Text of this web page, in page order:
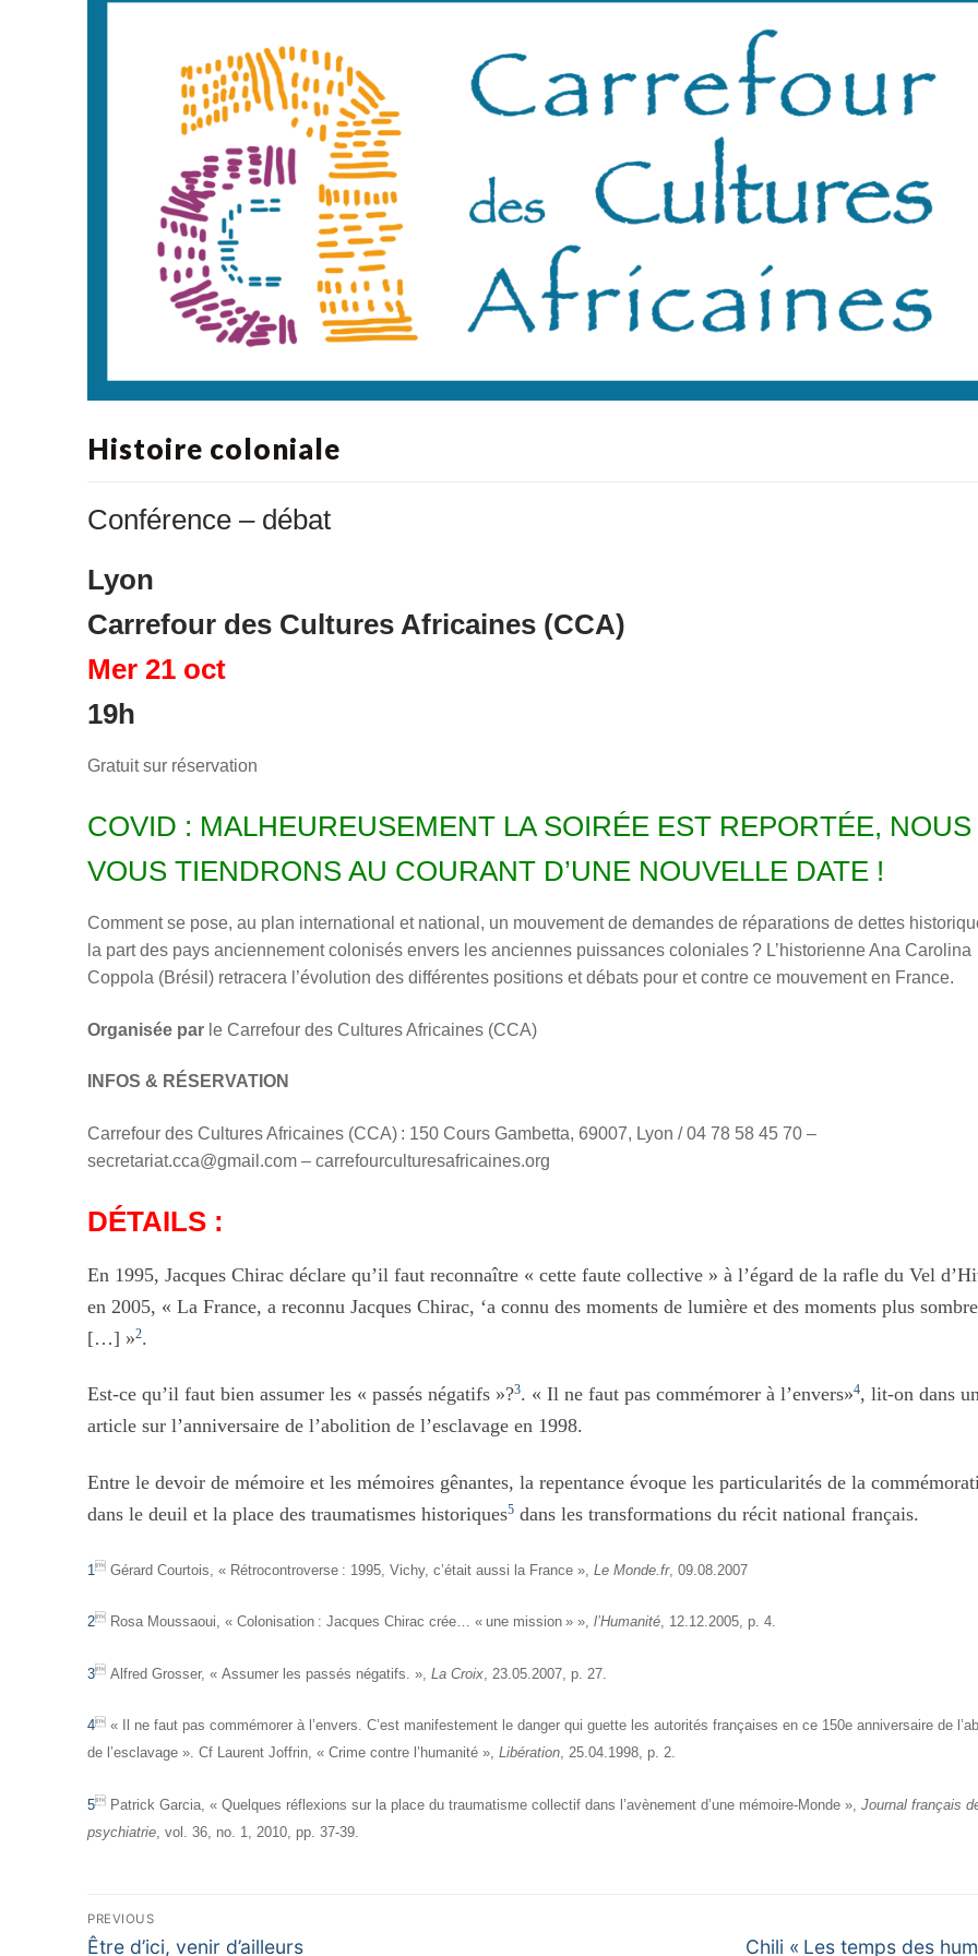
Histoire coloniale
Conférence – débat
Lyon
Carrefour des Cultures Africaines (CCA)
Mer 21 oct
19h
Gratuit sur réservation
COVID : MALHEUREUSEMENT LA SOIRÉE EST REPORTÉE, NOUS
VOUS TIENDRONS AU COURANT D’UNE NOUVELLE DATE !
Comment se pose, au plan international et national, un mouvement de demandes de réparations de dettes
la part des pays anciennement colonisés envers les anciennes puissances coloniales ? L’historienne Ana Carolina
Coppola (Brésil) retracera l’évolution des différentes positions et débats pour et contre ce mouvement en France.
Organisée par le Carrefour des Cultures Africaines (CCA)
INFOS & RÉSERVATION
Carrefour des Cultures Africaines (CCA) : 150 Cours Gambetta, 69007, Lyon / 04 78 58 45 70 –
secretariat.cca@gmail.com – carrefourculturesafricaines.org
DÉTAILS :
En 1995, Jacques Chirac déclare qu’il faut reconnaître « cette faute collective » à l’égard de la rafle du Vel
en 2005, « La France, a reconnu Jacques Chirac, ‘a connu des moments de lumière et des moments plus
[…] »2.
Est-ce qu’il faut bien assumer les « passés négatifs »?3. « Il ne faut pas commémorer à l’envers»4, lit-on dans
article sur l’anniversaire de l’abolition de l’esclavage en 1998.
Entre le devoir de mémoire et les mémoires gênantes, la repentance évoque les particularités de la
dans le deuil et la place des traumatismes historiques5 dans les transformations du récit national français.
1 Gérard Courtois, « Rétrocontroverse : 1995, Vichy, c’était aussi la France », Le Monde.fr, 09.08.2007
2 Rosa Moussaoui, « Colonisation : Jacques Chirac crée… « une mission » », l’Humanité, 12.12.2005, p. 4.
3 Alfred Grosser, « Assumer les passés négatifs. », La Croix , 23.05.2007, p. 27.
4 « Il ne faut pas commémorer à l’envers. C’est manifestement le danger qui guette les autorités françaises en ce 150e anniversaire de
de l’esclavage ». Cf Laurent Joffrin, « Crime contre l’humanité », Libération, 25.04.1998, p. 2.
5 Patrick Garcia, « Quelques réflexions sur la place du traumatisme collectif dans l’avènement d’une mémoire-Monde », Journal français
psychiatrie, vol. 36, no. 1, 2010, pp. 37-39.
Navigation
de
PREVIOUS
Previous
Être d’ici, venir d’ailleurs Next
Chili « Les temps des